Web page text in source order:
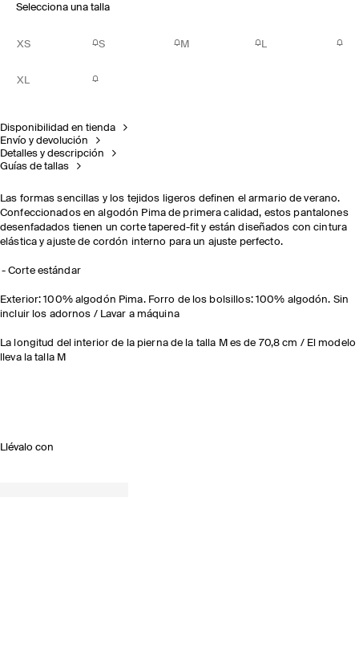
Selecciona una talla
XS S M L
XL
Disponibilidad en tienda
Envío y devolución
Detalles y descripción
Guías de tallas
Las formas sencillas y los tejidos ligeros definen el armario de verano.
Confeccionados en algodón Pima de primera calidad, estos pantalones
desenfadados tienen un corte tapered-fit y están diseñados con cintura
elástica y ajuste de cordón interno para un ajuste perfecto.
Corte estándar
Exterior: 100% algodón Pima. Forro de los bolsillos: 100% algodón. Sin
incluir los adornos / Lavar a máquina
La longitud del interior de la pierna de la talla M es de 70,8 cm / El modelo
lleva la talla M
Llévalo con